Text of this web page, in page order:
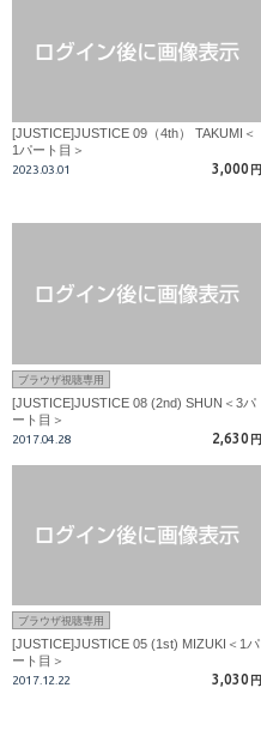
[JUSTICE]JUSTICE 09（4th） TAKUMI＜
1パート目＞
2023.03.01 3,000 円
ブラウザ視聴専用
[JUSTICE]JUSTICE 08 (2nd) SHUN＜3パ
ート目＞
2017.04.28 2,630 円
ブラウザ視聴専用
[JUSTICE]JUSTICE 05 (1st) MIZUKI＜1パ
ート目＞
2017.12.22 3,030 円